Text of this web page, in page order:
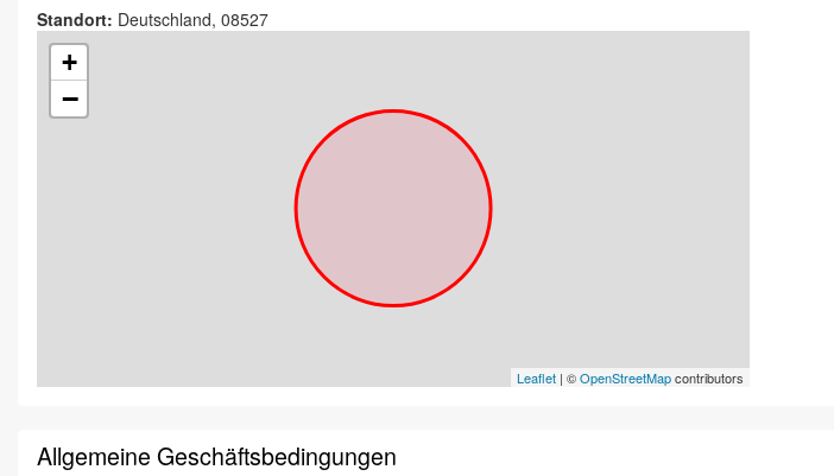
Standort: Deutschland, 08527
+
−
Leaflet | ©OpenStreetMapcontributors
Allgemeine Geschäftsbedingungen